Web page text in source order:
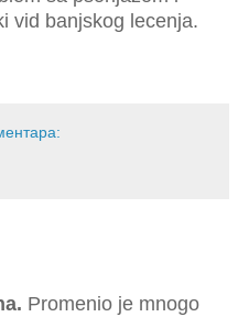
vid banjskog lecenja.
Promenio je mnogo